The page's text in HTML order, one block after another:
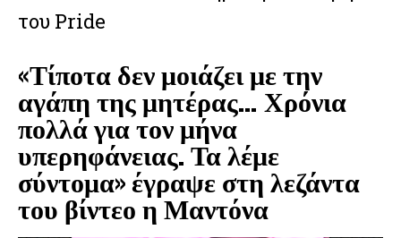
o
του Pride
«Τίποτα δεν μοιάζει με την
αγάπη της μητέρας… Χρόνια
πολλά για τον μήνα
υπερηφάνειας. Τα λέμε
σύντομα» έγραψε στη λεζάντα
του βίντεο η Μαντόνα